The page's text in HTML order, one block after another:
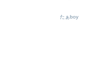
たぁboy